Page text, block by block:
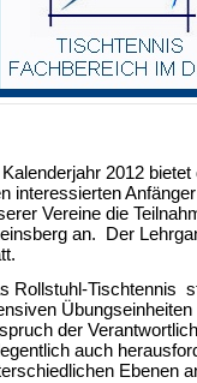
2012
interessierten
Vereine die
an. Der
Rollstuhl-Tischtennis
der
auch
Ebenen